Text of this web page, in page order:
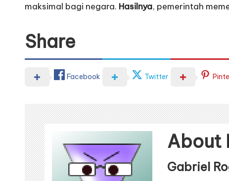
maksimal bagi negara. Hasilnya, pemerintah
Share
Facebook Twitter
About
Gabriel